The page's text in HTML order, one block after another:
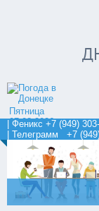
Пятница
07.08.2026
| Феникс +7 (949)
| Телеграмм +7